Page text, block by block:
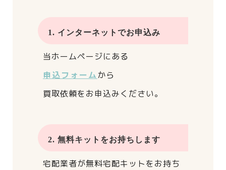
1. インターネットでお申込み
当ホームページにある
申込フォームから
買取依頼をお申込みください。
2. 無料キットをお持ちします
宅配業者が無料宅配キットをお持ち